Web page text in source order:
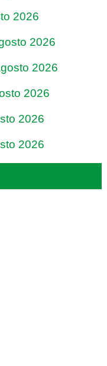
2026
2026
2026
2026
2026
2026